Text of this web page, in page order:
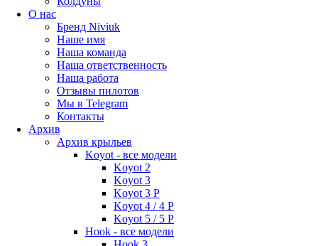
О нас
Бренд Niviuk
Наше имя
Наша команда
Наша ответственность
Наша работа
Отзывы пилотов
Мы в Telegram
Контакты
Архив
Архив крыльев
Koyot - все модели
Koyot 2
Koyot 3
Koyot 3 P
Koyot 4 / 4 P
Koyot 5 / 5 P
Hook - все модели